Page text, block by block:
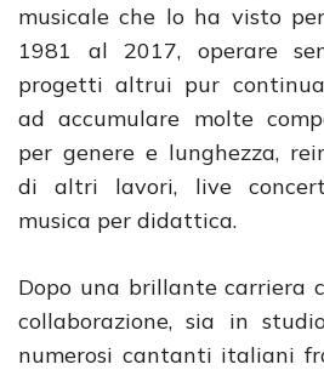
musicale che lo ha visto
1981 al 2017, operare
progetti altrui pur
ad accumulare molte
per genere e lunghezza,
di altri lavori, live
musica per didattica.
Dopo una brillante carriera
collaborazione, sia in
numerosi cantanti italiani